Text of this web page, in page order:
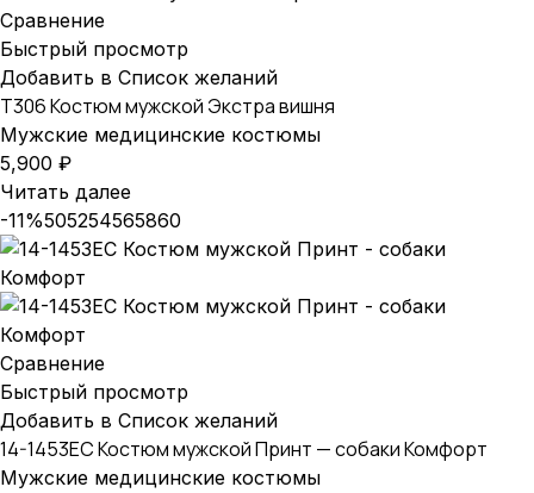
Сравнение
Быстрый просмотр
Добавить в Список желаний
T306 Костюм мужской Экстра вишня
Мужские медицинские костюмы
5,900 ₽
Читать далее
-11%505254565860
Сравнение
Быстрый просмотр
Добавить в Список желаний
14-1453EC Костюм мужской Принт — собаки Комфорт
Мужские медицинские костюмы